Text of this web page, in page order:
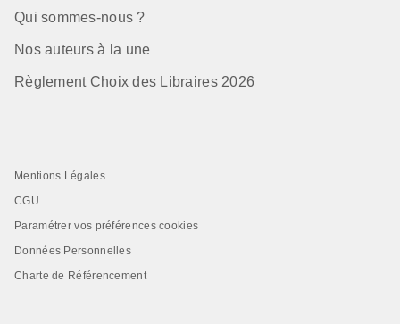
Qui sommes-nous ?
Nos auteurs à la une
Règlement Choix des Libraires 2026
Mentions Légales
CGU
Paramétrer vos préférences cookies
Données Personnelles
Charte de Référencement